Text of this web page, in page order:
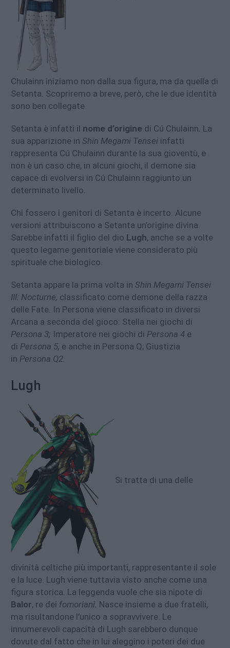
Chulainn iniziamo non dalla sua figura, ma da quella di
Setanta. Scopriremo a breve, però, che le due identità
sono ben collegate.
Setanta è infatti il nome d’origine di Cú Chulainn. La
sua apparizione in Shin Megami Tensei infatti
rappresenta Cú Chulainn durante la sua gioventù, e
non è un caso che, in alcuni giochi, il demone sia
capace di evolversi in Cú Chulainn raggiunto un
determinato livello.
Chi fossero i genitori di Setanta è incerto. Alcune
versioni attribuiscono a Setanta un’origine divina.
Sarebbe infatti il figlio del dio Lugh, anche se a volte
questo legame genitoriale viene considerato più
spirituale che biologico.
Setanta appare la prima volta in Shin Megami Tensei
III: Nocturne, classificato come demone della razza
delle Fate. In Persona viene classificato in diversi
Arcana a seconda del gioco: Stella nei giochi di
Persona 3; Imperatore nei giochi di Persona 4 e
di Persona 5, e anche in Persona Q; Giustizia
in Persona Q2.
Lugh
Si tratta di una delle
divinità celtiche più importanti, rappresentante il sole
e la luce. Lugh viene tuttavia visto anche come una
figura storica. La leggenda vuole che sia nipote di
Balor, re dei fomoriani. Nasce insieme a due fratelli,
ma risultandone l’unico a sopravvivere. Le
innumerevoli capacità di Lugh sarebbero dunque
dovute dal fatto che in lui aleggino i poteri dei due